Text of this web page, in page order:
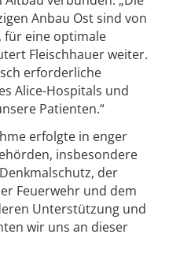
Anbau Ost sind von
für eine optimale
Fleischhauer weiter.
erforderliche
Alice-Hospitals und
Patienten.“
erfolgte in enger
insbesondere
der
Feuerwehr und dem
Unterstützung und
wir uns an dieser